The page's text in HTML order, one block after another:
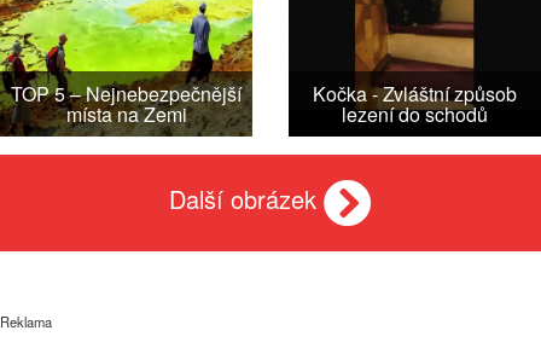
TOP 5 – Nejnebezpečnější
místa na Zemi
Kočka - Zvláštní způsob
lezení do schodů
Další obrázek
Reklama